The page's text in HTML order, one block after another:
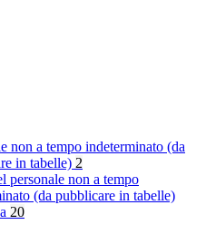
non a tempo indeterminato (da
in tabelle) 2
personale non a tempo
(da pubblicare in tabelle)
20